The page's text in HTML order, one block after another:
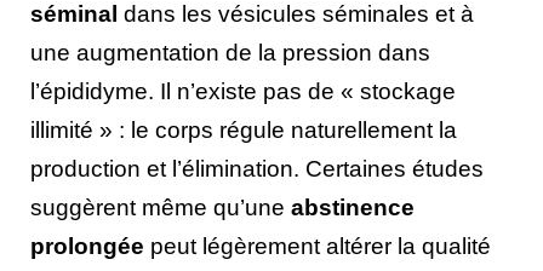
séminal dans les vésicules séminales et à
une augmentation de la pression dans
l’épididyme. Il n’existe pas de « stockage
illimité » : le corps régule naturellement la
production et l’élimination. Certaines études
suggèrent même qu’une abstinence
prolongée peut légèrement altérer la qualité